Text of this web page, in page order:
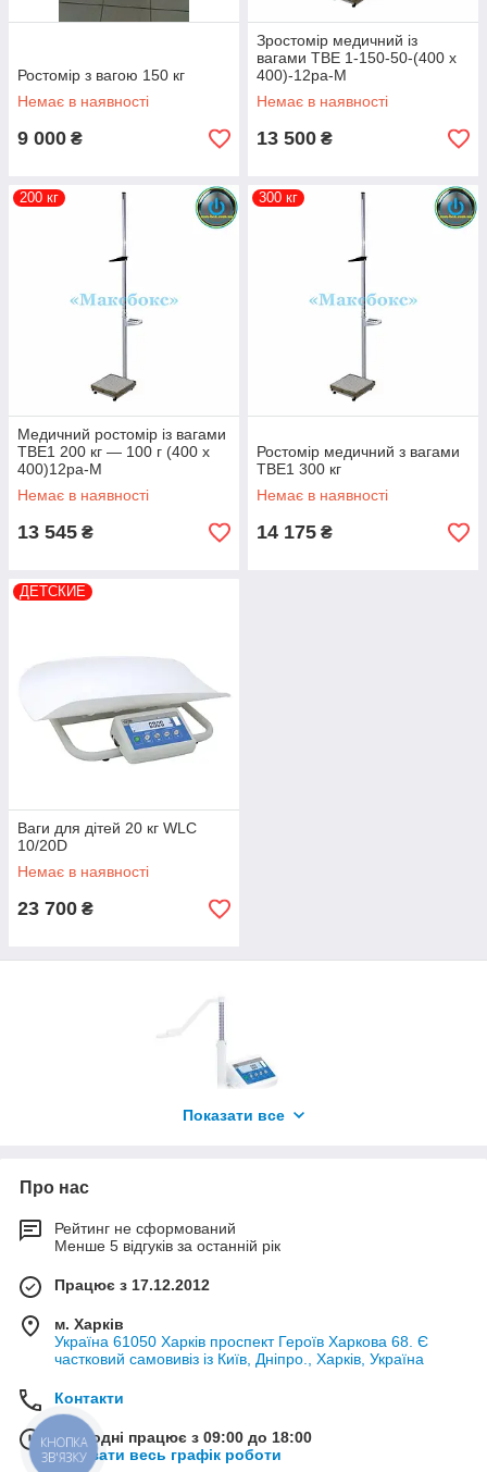
Ростомір з вагою 150 кг
Немає в наявності
9 000 ₴
Зростомір медичний із
вагами ТВЕ 1-150-50-(400 х
400)-12ра-М
Немає в наявності
13 500 ₴
200 кг
Медичний ростомір із вагами
ТВЕ1 200 кг — 100 г (400 х
400)12ра-М
Немає в наявності
13 545 ₴
300 кг
Ростомір медичний з вагами
ТВЕ1 300 кг
Немає в наявності
14 175 ₴
ДЕТСКИЕ
Ваги для дітей 20 кг WLC
10/20D
Немає в наявності
23 700 ₴
Показати все
Про нас
Рейтинг не сформований
Менше 5 відгуків за останній рік
Працює з 17.12.2012
м. Харків
Україна 61050 Харків проспект Героїв Харкова 68. Є
частковий самовивіз із Київ, Дніпро., Харків, Україна
Контакти
Сьогодні працює з 09:00 до 18:00
Показати весь графік роботи
КНОПКА
ЗВ'ЯЗКУ